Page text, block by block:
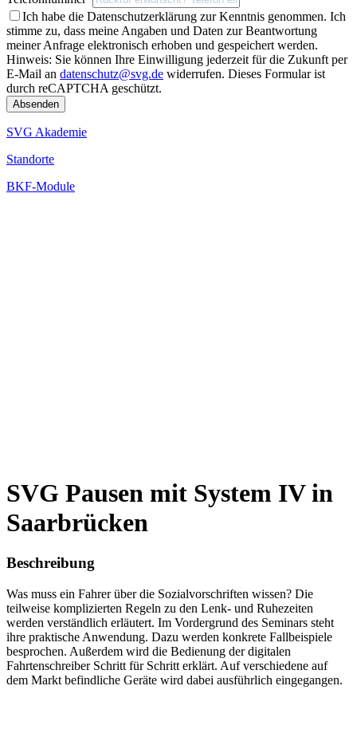
Ich habe die Datenschutzerklärung zur Kenntnis genommen. Ich
stimme zu, dass meine Angaben und Daten zur Beantwortung
meiner Anfrage elektronisch erhoben und gespeichert werden.
Hinweis: Sie können Ihre Einwilligung jederzeit für die Zukunft per
E-Mail an datenschutz@svg.de widerrufen. Dieses Formular ist
durch reCAPTCHA geschützt.
SVG Akademie
Standorte
BKF-Module
SVG Pausen mit System IV in
Saarbrücken
Beschreibung
Was muss ein Fahrer über die Sozialvorschriften wissen? Die
teilweise komplizierten Regeln zu den Lenk- und Ruhezeiten
werden verständlich erläutert. Im Vordergrund des Seminars steht
ihre praktische Anwendung. Dazu werden konkrete Fallbeispiele
besprochen. Außerdem wird die Bedienung der digitalen
Fahrtenschreiber Schritt für Schritt erklärt. Auf verschiedene auf
dem Markt befindliche Geräte wird dabei ausführlich eingegangen.